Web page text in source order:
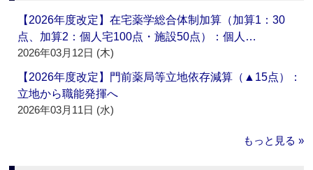
【2026年度改定】在宅薬学総合体制加算（加算1：30
点、加算2：個人宅100点・施設50点）：個人…
2026年03月12日 (木)
【2026年度改定】門前薬局等立地依存減算（▲15点）：
立地から職能発揮へ
2026年03月11日 (水)
もっと見る »